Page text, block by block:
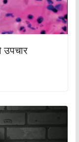
उपचार